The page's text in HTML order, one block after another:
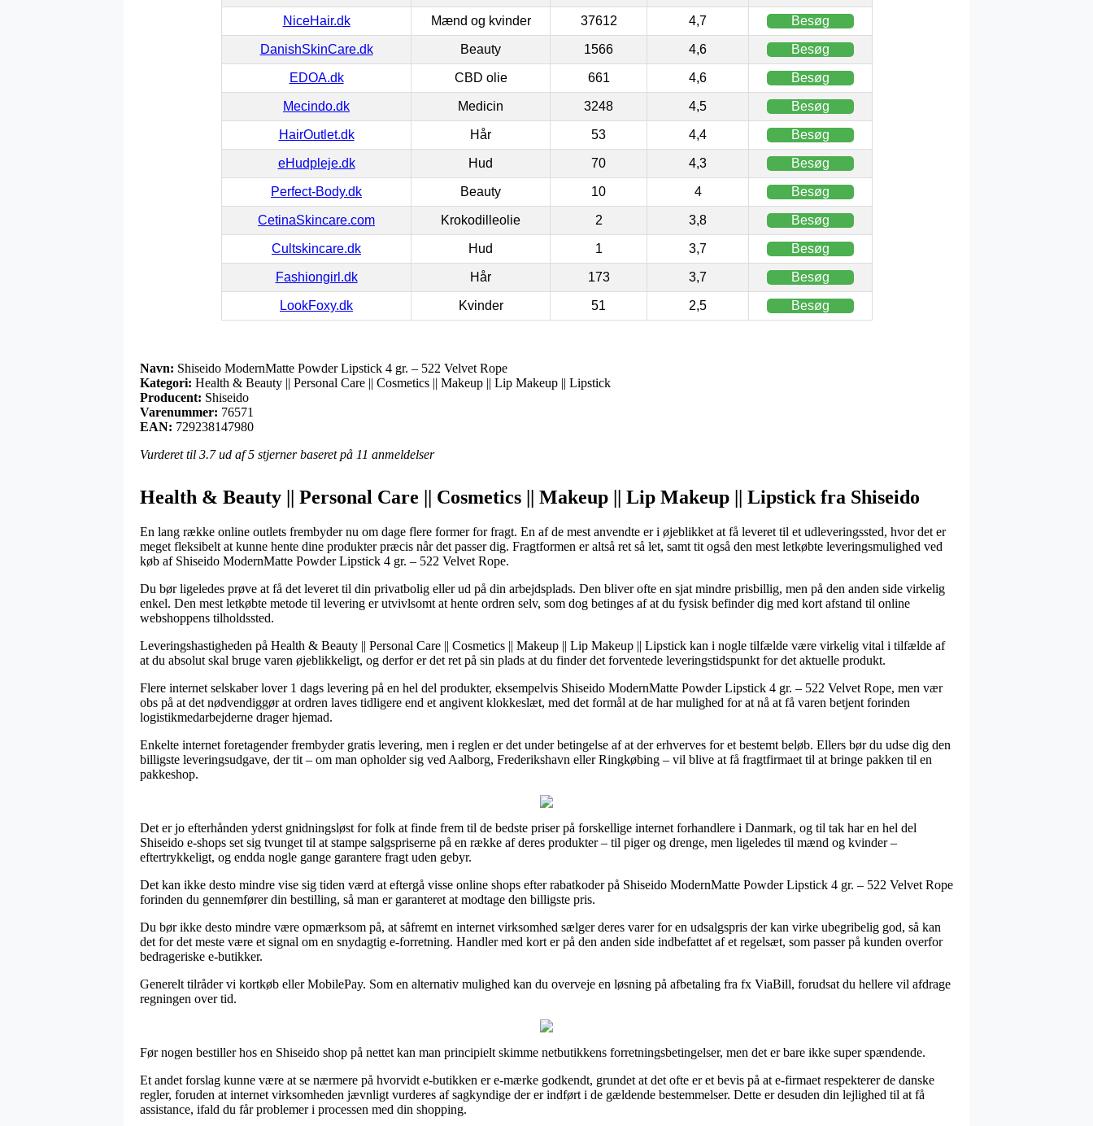
NiceHair.dk Mænd og kvinder 37612 4,7 Besøg
DanishSkinCare.dk Beauty 1566 4,6 Besøg
EDOA.dk CBD olie 661 4,6 Besøg
Mecindo.dk Medicin 3248 4,5 Besøg
HairOutlet.dk Hår 53 4,4 Besøg
eHudpleje.dk Hud 70 4,3 Besøg
Perfect-Body.dk Beauty 10 4 Besøg
CetinaSkincare.com Krokodilleolie 2 3,8 Besøg
Cultskincare.dk Hud 1 3,7 Besøg
Fashiongirl.dk Hår 173 3,7 Besøg
LookFoxy.dk Kvinder 51 2,5 Besøg
Navn: Shiseido ModernMatte Powder Lipstick 4 gr. – 522 Velvet Rope
Kategori: Health & Beauty || Personal Care || Cosmetics || Makeup || Lip Makeup || Lipstick
Producent: Shiseido
Varenummer: 76571
EAN: 729238147980
Vurderet til 3.7ud af 5 stjerner baseret på 11 anmeldelser
Health & Beauty || Personal Care || Cosmetics || Makeup || Lip Makeup || Lipstick fra Shiseido
En lang række online outlets frembyder nu om dage flere former for fragt. En af de mest anvendte er i øjeblikket at få leveret til et udleveringssted, hvor det er
meget fleksibelt at kunne hente dine produkter præcis når det passer dig. Fragtformen er altså ret så let, samt tit også den mest letkøbte leveringsmulighed ved
køb af Shiseido ModernMatte Powder Lipstick 4 gr. – 522 Velvet Rope.
Du bør ligeledes prøve at få det leveret til din privatbolig eller ud på din arbejdsplads. Den bliver ofte en sjat mindre prisbillig, men på den anden side virkelig
enkel. Den mest letkøbte metode til levering er utvivlsomt at hente ordren selv, som dog betinges af at du fysisk befinder dig med kort afstand til online
webshoppens tilholdssted.
Leveringshastigheden på Health & Beauty || Personal Care || Cosmetics || Makeup || Lip Makeup || Lipstick kan i nogle tilfælde være virkelig vital i tilfælde af
at du absolut skal bruge varen øjeblikkeligt, og derfor er det ret på sin plads at du finder det forventede leveringstidspunkt for det aktuelle produkt.
Flere internet selskaber lover 1 dags levering på en hel del produkter, eksempelvis Shiseido ModernMatte Powder Lipstick 4 gr. – 522 Velvet Rope, men vær
obs på at det nødvendiggør at ordren laves tidligere end et angivent klokkeslæt, med det formål at de har mulighed for at nå at få varen betjent forinden
logistikmedarbejderne drager hjemad.
Enkelte internet foretagender frembyder gratis levering, men i reglen er det under betingelse af at der erhverves for et bestemt beløb. Ellers bør du udse dig den
billigste leveringsudgave, der tit – om man opholder sig ved Aalborg, Frederikshavn eller Ringkøbing – vil blive at få fragtfirmaet til at bringe pakken til en
pakkeshop.
Det er jo efterhånden yderst gnidningsløst for folk at finde frem til de bedste priser på forskellige internet forhandlere i Danmark, og til tak har en hel del
Shiseido e-shops set sig tvunget til at stampe salgspriserne på en række af deres produkter – til piger og drenge, men ligeledes til mænd og kvinder –
eftertrykkeligt, og endda nogle gange garantere fragt uden gebyr.
Det kan ikke desto mindre vise sig tiden værd at eftergå visse online shops efter rabatkoder på Shiseido ModernMatte Powder Lipstick 4 gr. – 522 Velvet Rope
forinden du gennemfører din bestilling, så man er garanteret at modtage den billigste pris.
Du bør ikke desto mindre være opmærksom på, at såfremt en internet virksomhed sælger deres varer for en udsalgspris der kan virke ubegribelig god, så kan
det for det meste være et signal om en snydagtig e-forretning. Handler med kort er på den anden side indbefattet af et regelsæt, som passer på kunden overfor
bedrageriske e-butikker.
Generelt tilråder vi kortkøb eller MobilePay. Som en alternativ mulighed kan du overveje en løsning på afbetaling fra fx ViaBill, forudsat du hellere vil afdrage
regningen over tid.
Før nogen bestiller hos en Shiseido shop på nettet kan man principielt skimme netbutikkens forretningsbetingelser, men det er bare ikke super spændende.
Et andet forslag kunne være at se nærmere på hvorvidt e-butikken er e-mærke godkendt, grundet at det ofte er et bevis på at e-firmaet respekterer de danske
regler, foruden at internet virksomheden jævnligt vurderes af sagkyndige der er indført i de gældende bestemmelser. Dette er desuden din lejlighed til at få
assistance, ifald du får problemer i processen med din shopping.